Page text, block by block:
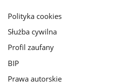
gov.pl
Polityka cookies
Służba cywilna
Profil zaufany
BIP
Prawa autorskie